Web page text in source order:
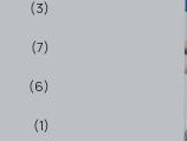
(3)
(7)
(6)
(1)